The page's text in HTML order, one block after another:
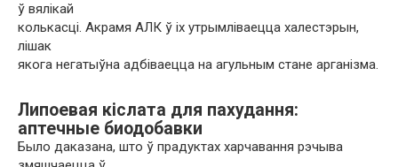
ў вялікай
колькасці. Акрамя АЛК ў іх утрымліваецца халестэрын,
лішак
якога негатыўна адбіваецца на агульным стане арганізма.
Липоевая кіслата для пахудання:
аптечные биодобавки
Было даказана, што ў прадуктах харчавання рэчыва